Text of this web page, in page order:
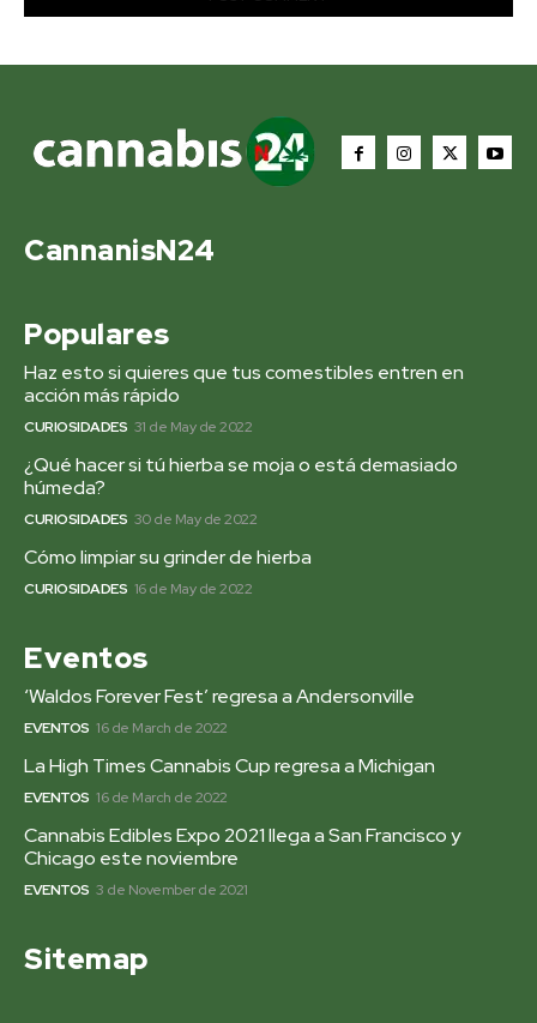
CannanisN24
Populares
Haz esto si quieres que tus comestibles entren en
acción más rápido
CURIOSIDADES 31 de May de 2022
¿Qué hacer si tú hierba se moja o está demasiado
húmeda?
CURIOSIDADES 30 de May de 2022
Cómo limpiar su grinder de hierba
CURIOSIDADES 16 de May de 2022
Eventos
‘Waldos Forever Fest’ regresa a Andersonville
EVENTOS 16 de March de 2022
La High Times Cannabis Cup regresa a Michigan
EVENTOS 16 de March de 2022
Cannabis Edibles Expo 2021 llega a San Francisco y
Chicago este noviembre
EVENTOS 3 de November de 2021
Sitemap